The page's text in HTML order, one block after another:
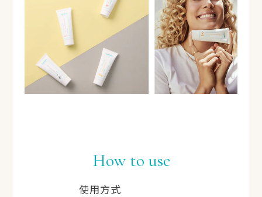
How to use
使用方式